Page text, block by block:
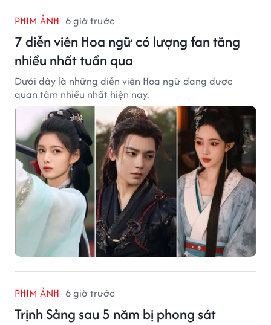
PHIM ẢNH 6 giờ trước
7 diễn viên Hoa ngữ có lượng fan tăng
nhiều nhất tuần qua
Dưới đây là những diễn viên Hoa ngữ đang được
quan tâm nhiều nhất hiện nay.
PHIM ẢNH 6 giờ trước
Trịnh Sảng sau 5 năm bị phong sát